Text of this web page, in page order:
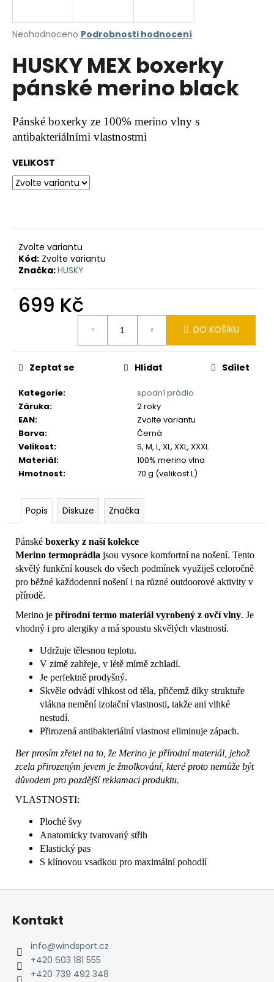
Průměrné
produktu
je
5
hvězdiček.
Neohodnoceno Podrobnosti hodnocení
HUSKY MEX boxerky
pánské merino black
Pánské boxerky ze 100% merino vlny s
antibakteriálními vlastnostmi
VELIKOST
Zvolte variantu
Kód: Zvolte variantu
Značka:HUSKY
699 Kč
DO KOŠÍKU
Kategorie:
spodní prádlo
Záruka:
2 roky
EAN:
Zvolte variantu
Barva:
Černá
Velikost:
S, M, L, XL, XXL, XXXL
Materiál:
100% merino vlna
Hmotnost: 70 g (velikost L)
Zeptat se Hlídat Sdílet
Popis Diskuze Značka
Pánské boxerky z naší kolekce
Merino termoprádla jsou vysoce komfortní na nošení. Tento
skvělý funkční kousek do všech podmínek využiješ celoročně
pro běžné každodenní nošení i na různé outdoorové aktivity v
přírodě.
Merino je přírodní termo materiál vyrobený z ovčí vlny. Je
vhodný i pro alergiky a má spoustu skvělých vlastností.
Udržuje tělesnou teplotu.
V zimě zahřeje, v létě mírně zchladí.
Je perfektně prodyšný.
Skvěle odvádí vlhkost od těla, přičemž díky struktuře
vlákna nemění izolační vlastnosti, takže ani vlhké
nestudí.
Přirozená antibakteriální vlastnost eliminuje zápach.
Ber prosím zřetel na to, že Merino je přírodní materiál, jehož
zcela přirozeným jevem je žmolkování, které proto nemůže být
důvodem pro pozdější reklamaci produktu.
VLASTNOSTI:
Ploché švy
Anatomicky tvarovaný střih
Elastický pas
S klínovou vsadkou pro maximální pohodlí
j
t
?
HLEDAT
D
u
č
u
Z
Kontakt
info@windsport.cz
+420 603 181 555
+420 739 492 348